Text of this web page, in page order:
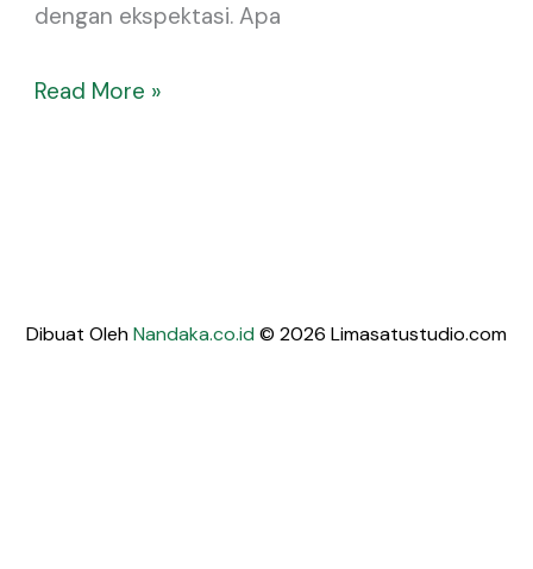
dengan ekspektasi. Apa
Read More »
Dibuat OlehNandaka.co.id © 2026 Limasatustudio.com